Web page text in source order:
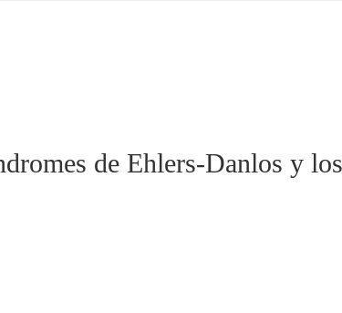
de Ehlers-Danlos y